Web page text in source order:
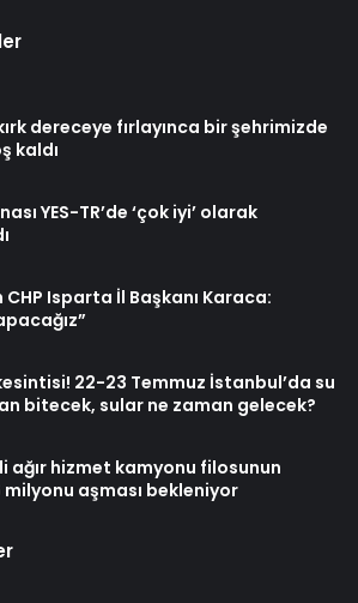
dereceye fırlayınca bir şehrimizde
kaldı
YES-TR’de ‘çok iyi’ olarak
CHP Isparta İl Başkanı Karaca:
22-23 Temmuz İstanbul’da su
bitecek, sular ne zaman gelecek?
ağır hizmet kamyonu filosunun
milyonu aşması bekleniyor